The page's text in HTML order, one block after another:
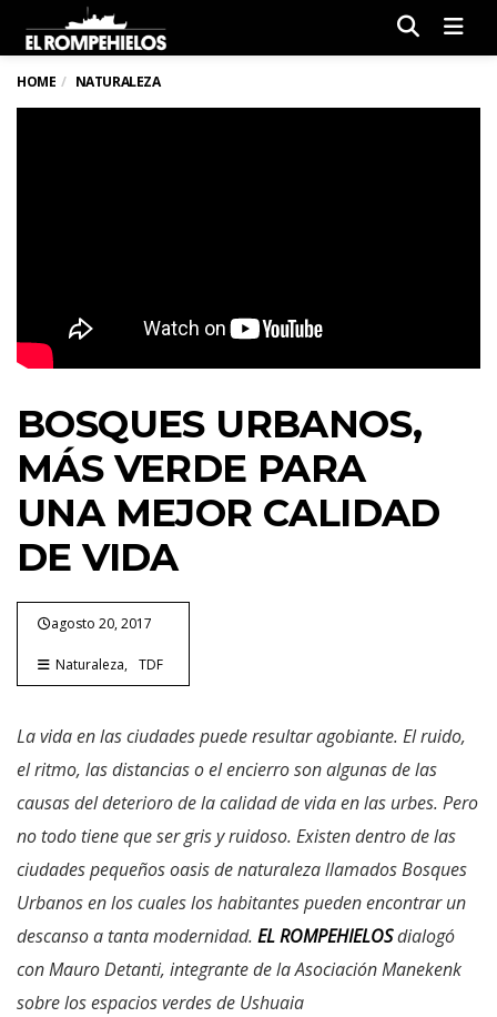
HOME NATURALEZA
BOSQUES URBANOS,
MÁS VERDE PARA
UNA MEJOR CALIDAD
DE VIDA
agosto 20, 2017
Naturaleza TDF
La vida en las ciudades puede resultar agobiante. El ruido,
el ritmo, las distancias o el encierro son algunas de las
causas del deterioro de la calidad de vida en las urbes. Pero
no todo tiene que ser gris y ruidoso. Existen dentro de las
ciudades pequeños oasis de naturaleza llamados Bosques
Urbanos en los cuales los habitantes pueden encontrar un
descanso a tanta modernidad. EL ROMPEHIELOSdialogó
con Mauro Detanti, integrante de la Asociación Manekenk
sobre los espacios verdes de Ushuaia